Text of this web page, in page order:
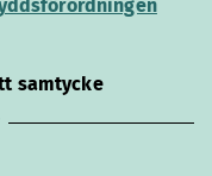
samtycke